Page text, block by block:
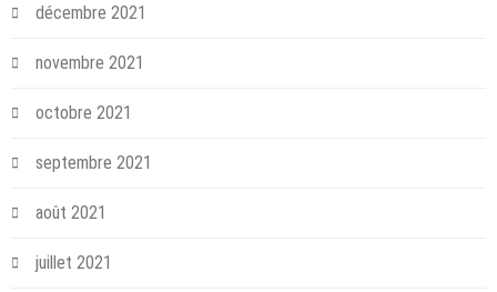
décembre 2021
novembre 2021
octobre 2021
septembre 2021
août 2021
juillet 2021